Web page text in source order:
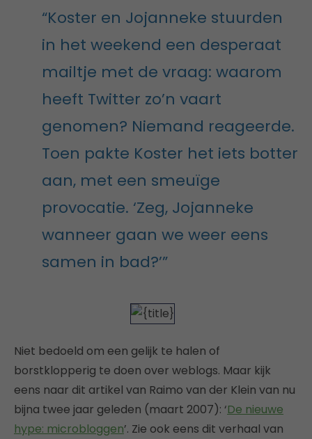
“Koster en Jojanneke stuurden
in het weekend een desperaat
mailtje met de vraag: waarom
heeft Twitter zo’n vaart
genomen? Niemand reageerde.
Toen pakte Koster het iets botter
aan, met een smeuïge
provocatie. ‘Zeg, Jojanneke
wanneer gaan we weer eens
samen in bad?’”
Niet bedoeld om een gelijk te halen of
borstklopperig te doen over weblogs. Maar kijk
eens naar dit artikel van Raimo van der Klein van nu
bijna twee jaar geleden (maart 2007): ‘De nieuwe
hype: microbloggen’. Zie ook eens dit verhaal van